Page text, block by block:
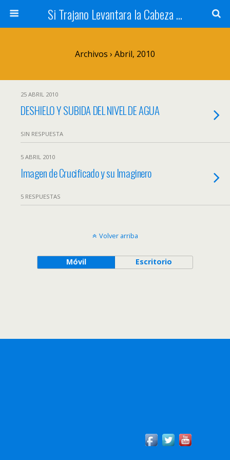
Si Trajano Levantara la Cabeza ...
Archivos › Abril, 2010
25 ABRIL 2010
DESHIELO Y SUBIDA DEL NIVEL DE AGUA
SIN RESPUESTA
5 ABRIL 2010
Imagen de Crucificado y su Imaginero
5 RESPUESTAS
Volver arriba
Móvil Escritorio